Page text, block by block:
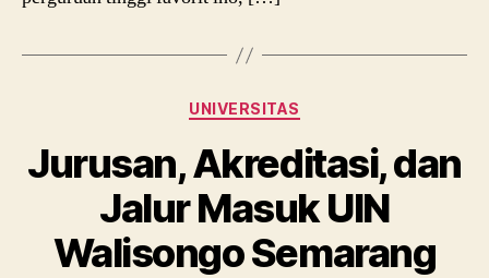
Categories
UNIVERSITAS
Jurusan, Akreditasi, dan
Jalur Masuk UIN
Walisongo Semarang